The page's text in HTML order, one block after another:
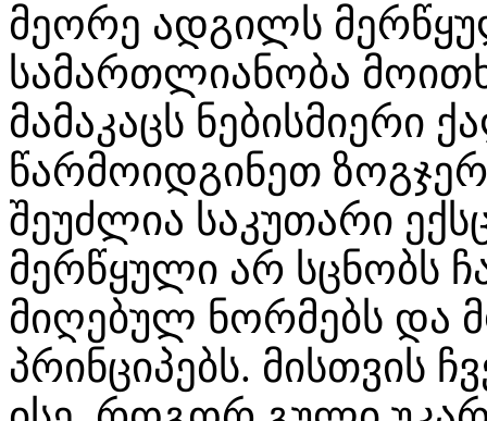
მეორე ადგილს
სამართლიანობა
მამაკაცს ნებისმიერი
წარმოიდგინეთ ზოგჯერ
შეუძლია საკუთარი
მერწყული არ სცნობს
მიღებულ ნორმებს და
პრინციპებს. მისთვის